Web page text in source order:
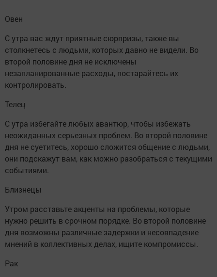
Овен
С утра вас ждут приятные сюрпризы, также вы
столкнетесь с людьми, которых давно не видели. Во
второй половине дня не исключены
незапланированные расходы, постарайтесь их
контролировать.
Телец
С утра избегайте любых авантюр, чтобы избежать
неожиданных серьезных проблем. Во второй половине
дня не суетитесь, хорошо сложится общение с людьми,
они подскажут вам, как можно разобраться с текущими
событиями.
Близнецы
Утром расставьте акценты на проблемы, которые
нужно решить в срочном порядке. Во второй половине
дня возможны различные задержки и несовпадение
мнений в коллективных делах, ищите компромиссы.
Рак